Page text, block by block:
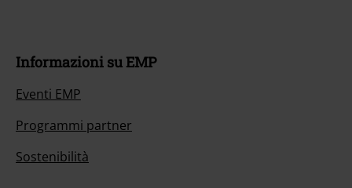
Informazioni su EMP
Eventi EMP
Programmi partner
Sostenibilità